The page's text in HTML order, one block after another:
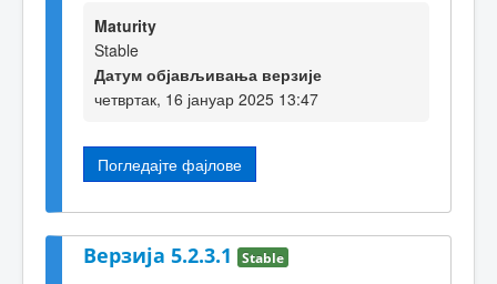
Maturity
Stable
Датум објављивања верзије
четвртак, 16 јануар 2025 13:47
Погледајте фајлове
Верзија 5.2.3.1 Stable